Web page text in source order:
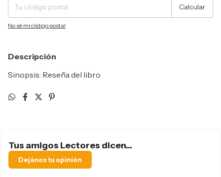
Calcular
No sé mi código postal
Descripción
Sinopsis: Reseña del libro
Tus amigos Lectores dicen...
Dejános tu opinión